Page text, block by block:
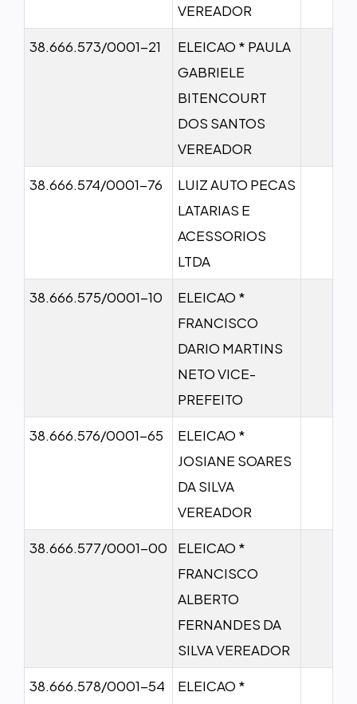
VEREADOR
38.666.573/0001-21
ELEICAO * PAULA
GABRIELE
BITENCOURT
DOS SANTOS
VEREADOR
38.666.574/0001-76
LUIZ AUTO PECAS
LATARIAS E
ACESSORIOS
LTDA
38.666.575/0001-10
ELEICAO *
FRANCISCO
DARIO MARTINS
NETO VICE-
PREFEITO
38.666.576/0001-65
ELEICAO *
JOSIANE SOARES
DA SILVA
VEREADOR
38.666.577/0001-00
ELEICAO *
FRANCISCO
ALBERTO
FERNANDES DA
SILVA VEREADOR
38.666.578/0001-54
ELEICAO *